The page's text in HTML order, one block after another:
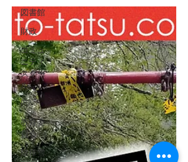
図書館
財政
コミュ
ニティ
スクー
ル
PTA
教育委
員会
除排雪
というお話も踏まえて、ver.6.0を作成
しました。...